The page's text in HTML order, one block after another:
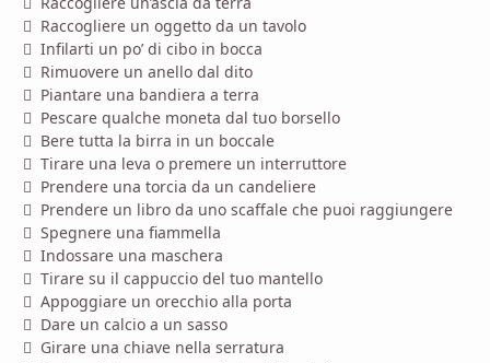
 Raccogliere un oggetto da un tavolo
 Infilarti un po’ di cibo in bocca
 Rimuovere un anello dal dito
 Piantare una bandiera a terra
 Pescare qualche moneta dal tuo borsello
 Bere tutta la birra in un boccale
 Tirare una leva o premere un interruttore
 Prendere una torcia da un candeliere
 Prendere un libro da uno scaffale che puoi raggiungere
 Spegnere una fiammella
 Indossare una maschera
 Tirare su il cappuccio del tuo mantello
 Appoggiare un orecchio alla porta
 Dare un calcio a un sasso
 Girare una chiave nella serratura